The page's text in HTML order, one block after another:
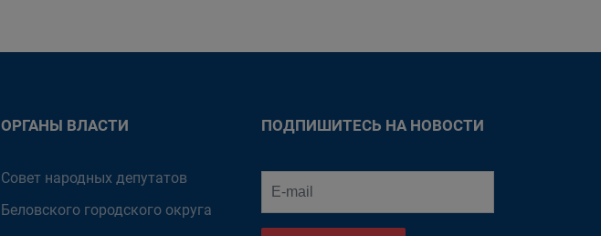
ОРГАНЫ ВЛАСТИ
Совет народных депутатов
Беловского городского округа
ПОДПИШИТЕСЬ НА НОВОСТИ